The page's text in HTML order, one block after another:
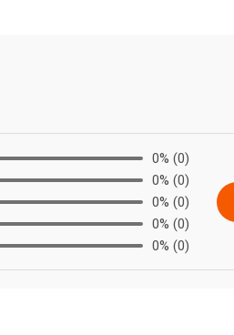
0% (0)
0% (0)
0% (0)
0% (0)
0% (0)